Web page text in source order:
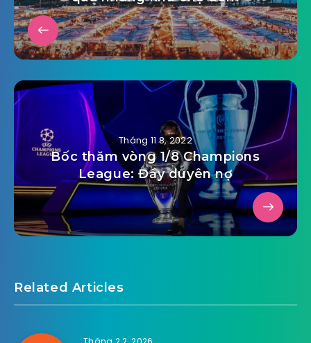
Tháng 11 8, 2022
Bốc thăm vòng 1/8 Champions
League: Đầy duyên nợ
Related Articles